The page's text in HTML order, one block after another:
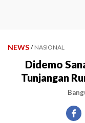
NEWS / NASIONAL
Didemo
Tunjangan